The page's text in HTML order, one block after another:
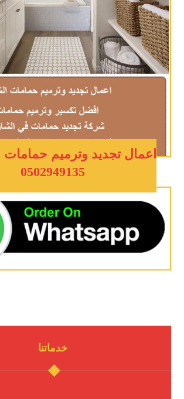
اعمال تجديد وترميم حمامات
0502949135
خدماتنا